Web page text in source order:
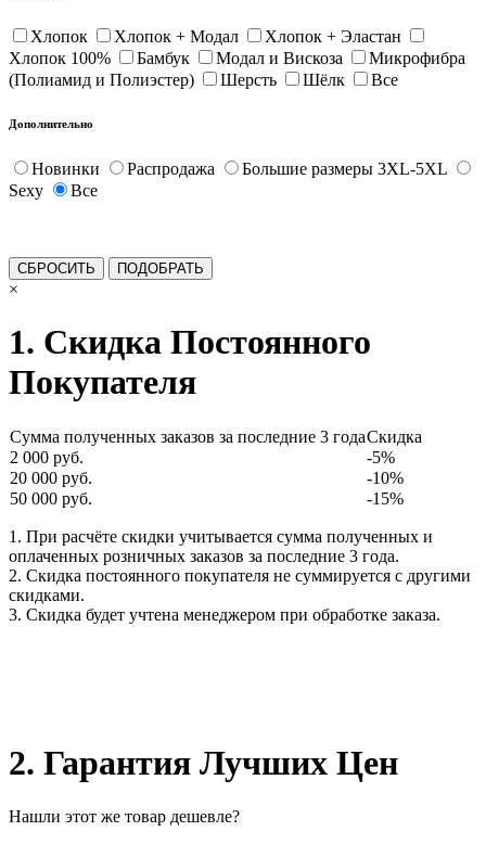
Хлопок Хлопок + Модал
Хлопок + Эластан
Хлопок 100%
Бамбук Модал и Вискоза
Микрофибра
(Полиамид и Полиэстер)
Шерсть Шёлк Все
Дополнительно
Новинки Распродажа
Большие размеры 3XL-5XL
Sexy
Все
×
1. Скидка Постоянного
Покупателя
Сумма полученных заказов за последние 3 годаСкидка
2 000 руб.
-5%
20 000 руб.
-10%
50 000 руб.
-15%
1. При расчёте скидки учитывается сумма полученных и
оплаченных розничных заказов за последние 3 года.
2. Скидка постоянного покупателя не суммируется с другими
скидками.
3. Скидка будет учтена менеджером при обработке заказа.
2. Гарантия Лучших Цен
Нашли этот же товар дешевле?